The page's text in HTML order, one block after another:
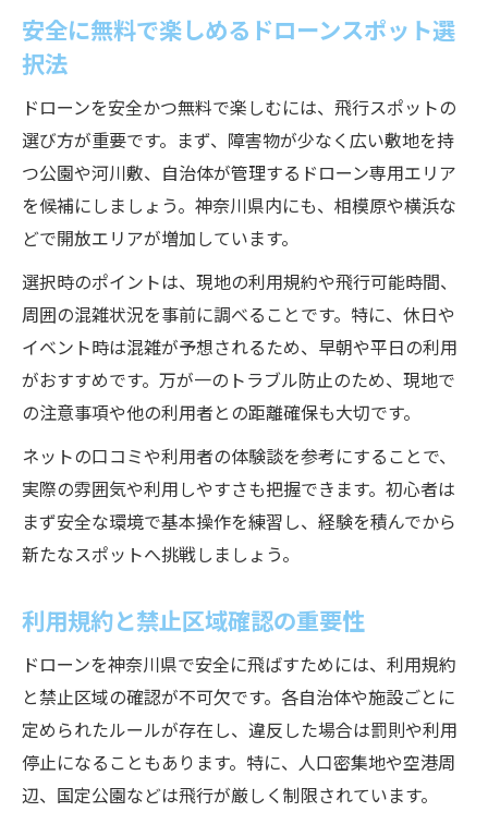
安全に無料で楽しめるドローンスポット選
択法
ドローンを安全かつ無料で楽しむには、飛行スポットの
選び方が重要です。まず、障害物が少なく広い敷地を持
つ公園や河川敷、自治体が管理するドローン専用エリア
を候補にしましょう。神奈川県内にも、相模原や横浜な
どで開放エリアが増加しています。
選択時のポイントは、現地の利用規約や飛行可能時間、
周囲の混雑状況を事前に調べることです。特に、休日や
イベント時は混雑が予想されるため、早朝や平日の利用
がおすすめです。万が一のトラブル防止のため、現地で
の注意事項や他の利用者との距離確保も大切です。
ネットの口コミや利用者の体験談を参考にすることで、
実際の雰囲気や利用しやすさも把握できます。初心者は
まず安全な環境で基本操作を練習し、経験を積んでから
新たなスポットへ挑戦しましょう。
利用規約と禁止区域確認の重要性
ドローンを神奈川県で安全に飛ばすためには、利用規約
と禁止区域の確認が不可欠です。各自治体や施設ごとに
定められたルールが存在し、違反した場合は罰則や利用
停止になることもあります。特に、人口密集地や空港周
辺、国定公園などは飛行が厳しく制限されています。